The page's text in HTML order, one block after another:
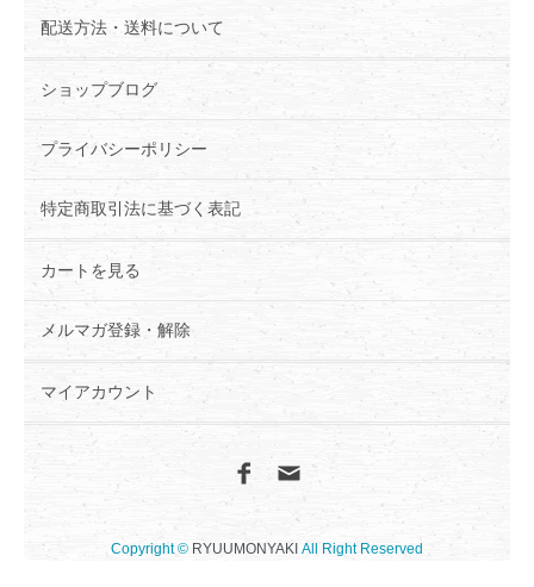
配送方法・送料について
ショップブログ
プライバシーポリシー
特定商取引法に基づく表記
カートを見る
メルマガ登録・解除
マイアカウント
Copyright © RYUUMONYAKI All Right Reserved